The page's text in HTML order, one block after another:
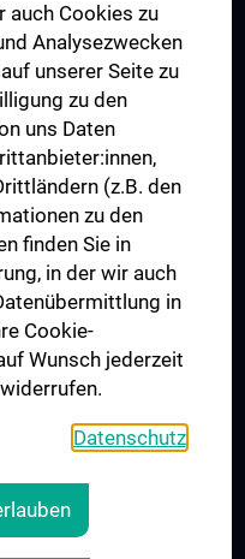
Academy
auch Cookies zu
Analysezwecken
unserer Seite zu
zu den
uns Daten
(z.B. den
zu den
finden Sie in
in der wir auch
in
Cookie-
Wunsch jederzeit
Datenschutz